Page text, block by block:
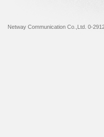
Netway Communication Co.,Ltd. 0-